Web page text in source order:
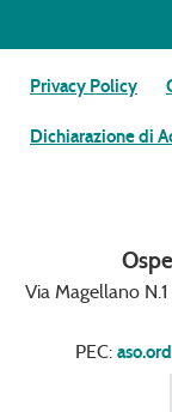
Privacy Policy
Dichiarazione di
Via Magellano
PEC: